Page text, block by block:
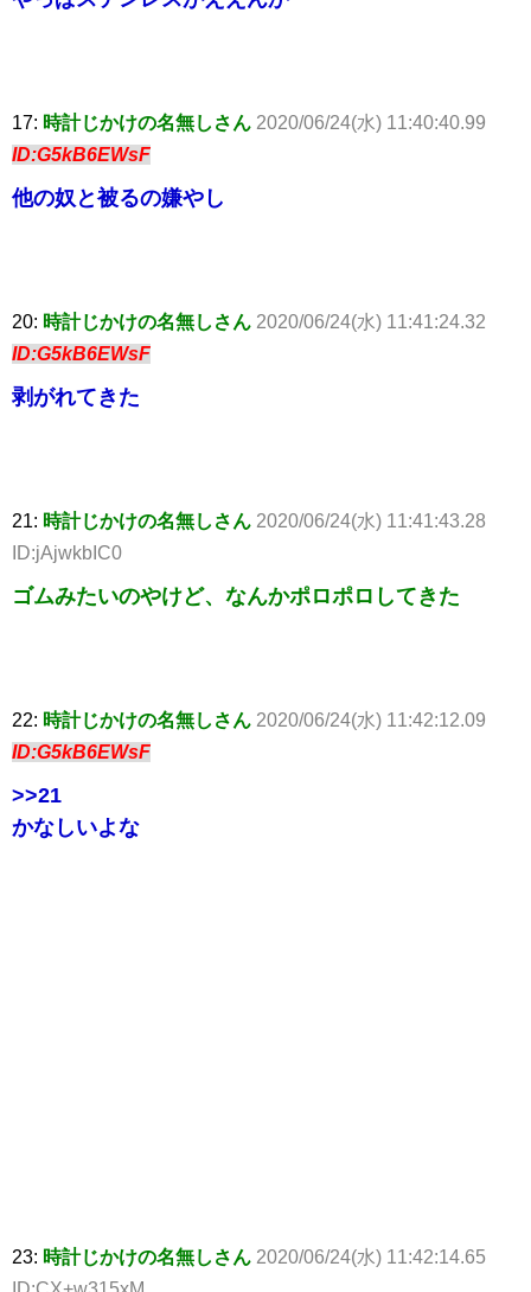
17: 時計じかけの名無しさん 2020/06/24(水) 11:40:40.99
ID:G5kB6EWsF
他の奴と被るの嫌やし
20: 時計じかけの名無しさん 2020/06/24(水) 11:41:24.32
ID:G5kB6EWsF
剥がれてきた
21: 時計じかけの名無しさん 2020/06/24(水) 11:41:43.28
ID:jAjwkbIC0
ゴムみたいのやけど、なんかポロポロしてきた
22: 時計じかけの名無しさん 2020/06/24(水) 11:42:12.09
ID:G5kB6EWsF
>>21
かなしいよな
23: 時計じかけの名無しさん 2020/06/24(水) 11:42:14.65